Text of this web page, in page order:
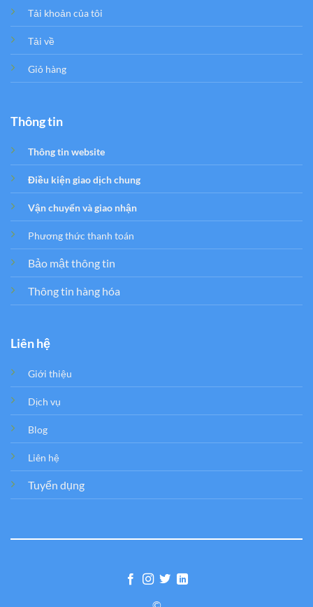
Tải khoản của tôi
Tải về
Giỏ hàng
Thông tin
Thông tin website
Điều kiện giao dịch chung
Vận chuyển và giao nhận
Phương thức thanh toán
Bảo mật thông tin
Thông tin hàng hóa
Liên hệ
Giới thiệu
Dịch vụ
Blog
Liên hệ
Tuyển dụng